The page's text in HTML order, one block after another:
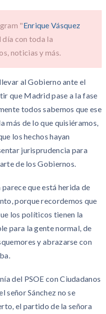
"Enrique Vásquez
día con toda la
noticias y más.
al Gobierno ante el
que Madrid pase a la fase
todos sabemos que ese
más de lo que quisiéramos,
los hechos hayan
jurisprudencia para
de los Gobiernos.
que está herida de
porque recordemos que
los políticos tienen la
para la gente normal, de
y abrazarse con
del PSOE con Ciudadanos
señor Sánchez no se
el partido de la señora